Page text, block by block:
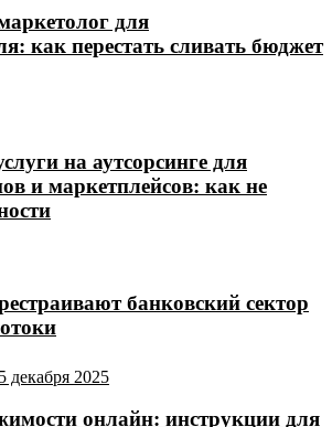
для
как перестать сливать бюджет
на аутсорсинге для
и маркетплейсов: как не
банковский сектор
декабря 2025
онлайн: инструкции для